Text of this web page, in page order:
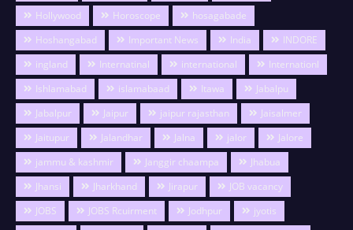
Hollywood
Horoscope
hosagabade
Hoshangabad
Important News India
INDORE
ingland
Internatinal international
Internationl
Ishlamabad
islamabaad Itawa
Jabalpu
Jabalpur
Jaipur jaipur rajasthan
Jaisalmer
Jaitupur
Jalandhar Jalna jalor
Jalore
jammu & kashmir
Janggir chaampa
Jhabua
Jhansi
Jharkhand Jirapur
JOB vacancy
JOBS
JOBS Rcuirment Jodhpur
jyotis